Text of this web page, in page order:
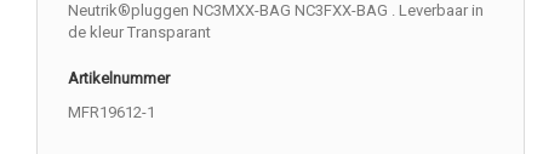
Neutrik®pluggen NC3MXX-BAG NC3FXX-BAG . Leverbaar in
de kleur Transparant
Artikelnummer
MFR19612-1